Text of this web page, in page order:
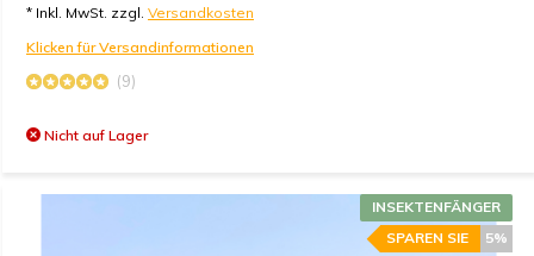
* Inkl. MwSt. zzgl. Versandkosten
Klicken für Versandinformationen
(9)
Nicht auf Lager
INSEKTENFÄNGER
5%
SPAREN SIE